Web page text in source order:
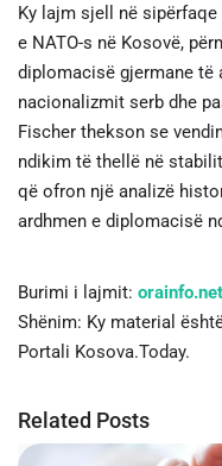
Ky lajm sjell në
e NATO-s në Kosovë,
diplomacisë gjermane të
nacionalizmit serb dhe
Fischer thekson se
ndikim të thellë në
që ofron një analizë
ardhmen e diplomacisë
Burimi i lajmit: orainfo.net
Shënim: Ky material
Portali Kosova.Today.
Related Posts